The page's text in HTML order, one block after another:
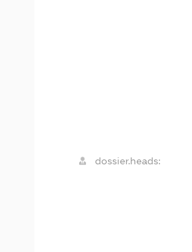
dossier.heads: